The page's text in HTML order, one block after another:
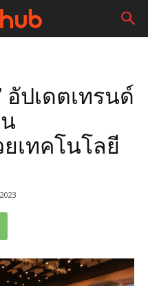
อัปเดตเทรนด์
เทคโนโลยี